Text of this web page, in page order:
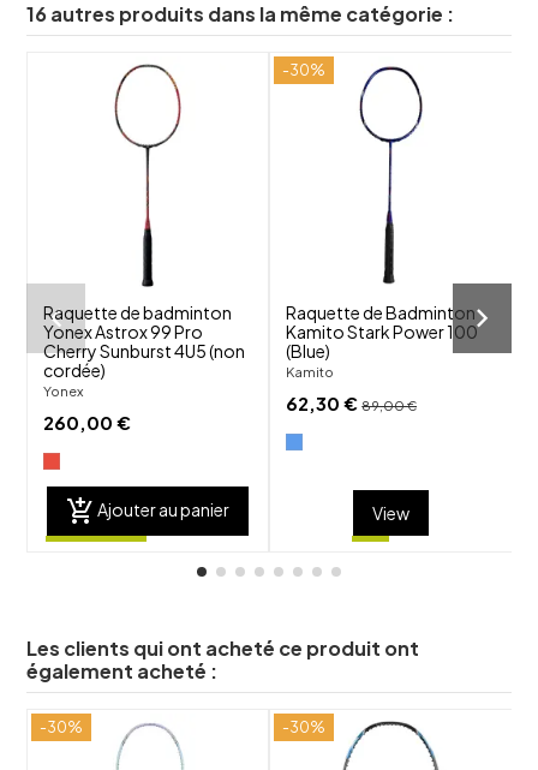
16 autres produits dans la même catégorie :
Raquette de badminton
Yonex Astrox 99 Pro
Cherry Sunburst 4U5 (non
cordée)
Yonex
260,00 €
add_shopping_cart Ajouter au panier
-30%
Raquette de Badminton
Kamito Stark Power 100
(Blue)
Kamito
62,30 €89,00 €
View
Les clients qui ont acheté ce produit ont
également acheté :
-30% -30%